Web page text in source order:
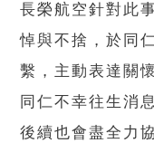
長榮航空針對此
悼與不捨，於同
繫，主動表達關
同仁不幸往生消
後續也會盡全力